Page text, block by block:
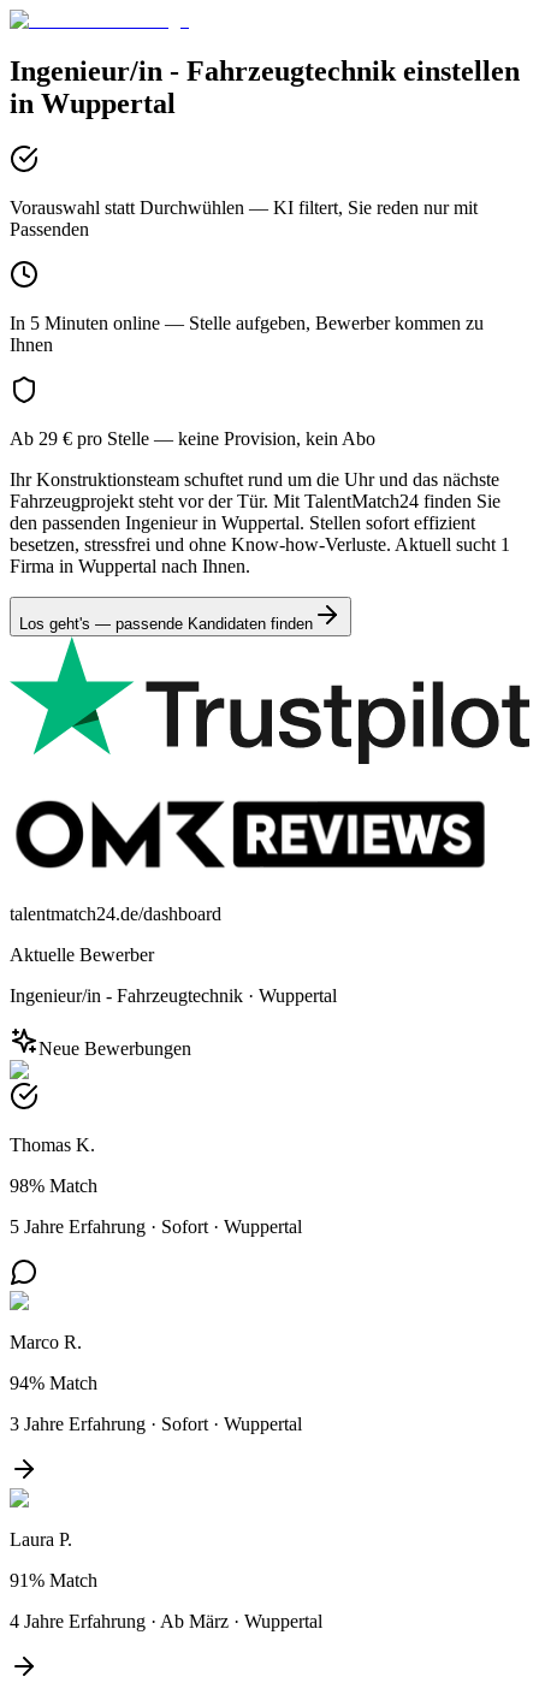
Ingenieur/in - Fahrzeugtechnik einstellen
in Wuppertal
Vorauswahl statt Durchwühlen — KI filtert, Sie reden nur mit
Passenden
In 5 Minuten online — Stelle aufgeben, Bewerber kommen zu
Ihnen
Ab 29 € pro Stelle — keine Provision, kein Abo
Ihr Konstruktionsteam schuftet rund um die Uhr und das nächste
Fahrzeugprojekt steht vor der Tür. Mit TalentMatch24 finden Sie
den passenden Ingenieur in Wuppertal. Stellen sofort effizient
besetzen, stressfrei und ohne Know-how-Verluste. Aktuell sucht 1
Firma in Wuppertal nach Ihnen.
Los geht's — passende Kandidaten finden
talentmatch24.de/dashboard
Aktuelle Bewerber
Ingenieur/in - Fahrzeugtechnik · Wuppertal
Neue Bewerbungen
Thomas K.
98% Match
5 Jahre Erfahrung · Sofort · Wuppertal
Marco R.
94% Match
3 Jahre Erfahrung · Sofort · Wuppertal
Laura P.
91% Match
4 Jahre Erfahrung · Ab März · Wuppertal